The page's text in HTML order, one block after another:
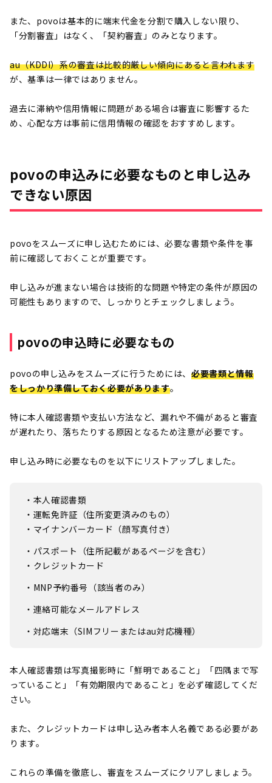
また、povoは基本的に端末代金を分割で購入しない限り、
「分割審査」はなく、「契約審査」のみとなります。
au（KDDI）系の審査は比較的厳しい傾向にあると言われます
が、基準は一律ではありません。
過去に滞納や信用情報に問題がある場合は審査に影響するた
め、心配な方は事前に信用情報の確認をおすすめします。
povoの申込みに必要なものと申し込み
できない原因
povoをスムーズに申し込むためには、必要な書類や条件を事
前に確認しておくことが重要です。
申し込みが進まない場合は技術的な問題や特定の条件が原因の
可能性もありますので、しっかりとチェックしましょう。
povoの申込時に必要なもの
povoの申し込みをスムーズに行うためには、必要書類と情報
をしっかり準備しておく必要があります。
特に本人確認書類や支払い方法など、漏れや不備があると審査
が遅れたり、落ちたりする原因となるため注意が必要です。
申し込み時に必要なものを以下にリストアップしました。
・本人確認書類
・運転免許証（住所変更済みのもの）
・マイナンバーカード（顔写真付き）
・パスポート（住所記載があるページを含む）
・クレジットカード
・MNP予約番号（該当者のみ）
・連絡可能なメールアドレス
・対応端末（SIMフリーまたはau対応機種）
本人確認書類は写真撮影時に「鮮明であること」「四隅まで写
っていること」「有効期限内であること」を必ず確認してくだ
さい。
また、クレジットカードは申し込み者本人名義である必要があ
ります。
これらの準備を徹底し、審査をスムーズにクリアしましょう。